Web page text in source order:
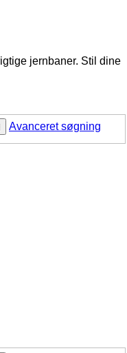
jernbaner. Stil dine
Avanceret søgning